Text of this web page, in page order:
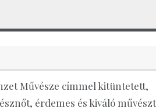
Művésze címmel kitüntetett,
érdemes és kiváló